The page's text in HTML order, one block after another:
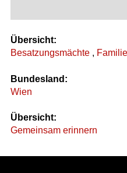
Übersicht:
Besatzungsmächte ,
Bundesland:
Wien
Übersicht:
Gemeinsam erinnern